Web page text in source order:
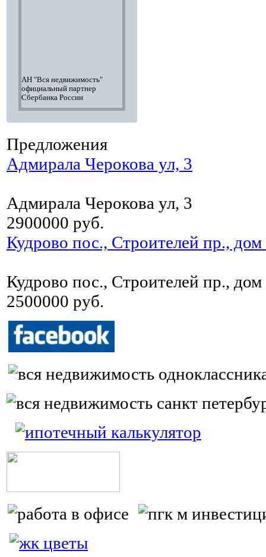
АН "Вся недвижимость"
официальный партнер
Сбербанка России
Предложения
Адмирала Черокова ул, 3
Адмирала Черокова ул, 3
2900000 руб.
Кудрово пос., Строителей пр., дом
Кудрово пос., Строителей пр., дом
2500000 руб.